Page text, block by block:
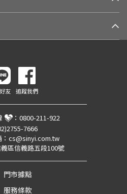
友 追蹤我們
： 0800-211-922
7666
cs@sinyi.com.tw
區信義路五段100號
門市據點
服務條款